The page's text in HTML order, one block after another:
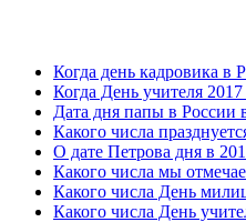
Когда день кадровика в
Когда День учителя
Дата дня папы в России
Какого числа
О дате Петрова дня в
Какого числа мы
Какого числа День
Какого числа День